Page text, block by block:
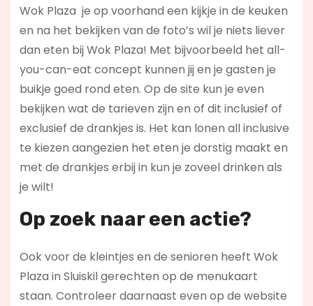
Wok Plaza je op voorhand een kijkje in de keuken
en na het bekijken van de foto’s wil je niets liever
dan eten bij Wok Plaza! Met bijvoorbeeld het all-
you-can-eat concept kunnen jij en je gasten je
buikje goed rond eten. Op de site kun je even
bekijken wat de tarieven zijn en of dit inclusief of
exclusief de drankjes is. Het kan lonen all inclusive
te kiezen aangezien het eten je dorstig maakt en
met de drankjes erbij in kun je zoveel drinken als
je wilt!
Op zoek naar een actie?
Ook voor de kleintjes en de senioren heeft Wok
Plaza in Sluiskil gerechten op de menukaart
staan. Controleer daarnaast even op de website